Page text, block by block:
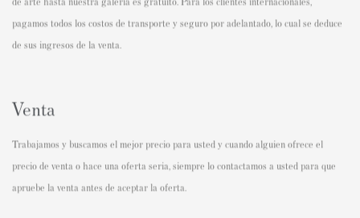
pagamos todos los costos de transporte y seguro por adelantado, lo cual se deduce
de sus ingresos de la venta.
Venta
Trabajamos y buscamos el mejor precio para usted y cuando alguien ofrece el
precio de venta o hace una oferta seria, siempre lo contactamos a usted para que
apruebe la venta antes de aceptar la oferta.